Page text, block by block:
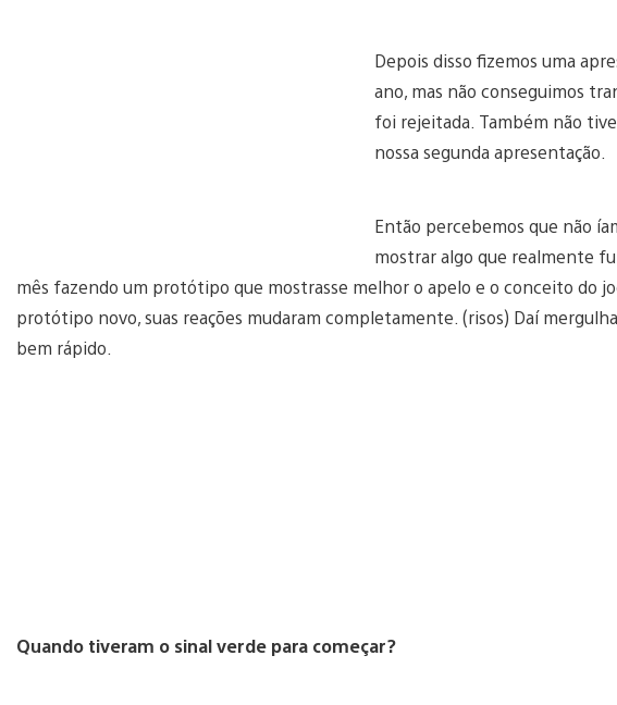
Depois disso fizemos uma
ano, mas não conseguimos
foi rejeitada. Também não
nossa segunda apresentação.
Então percebemos que não
mostrar algo que realmente
mês fazendo um protótipo que mostrasse melhor o apelo e o conceito do
protótipo novo, suas reações mudaram completamente. (risos) Daí
bem rápido.
Quando tiveram o sinal verde para começar?